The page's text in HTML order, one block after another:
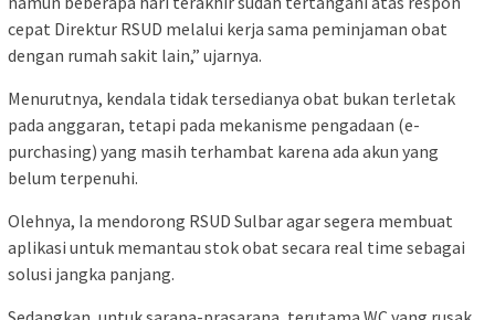
cepat Direktur RSUD melalui kerja sama peminjaman obat
dengan rumah sakit lain,” ujarnya.
Menurutnya, kendala tidak tersedianya obat bukan terletak
pada anggaran, tetapi pada mekanisme pengadaan (e-
purchasing) yang masih terhambat karena ada akun yang
belum terpenuhi.
Olehnya, Ia mendorong RSUD Sulbar agar segera membuat
aplikasi untuk memantau stok obat secara real time sebagai
solusi jangka panjang.